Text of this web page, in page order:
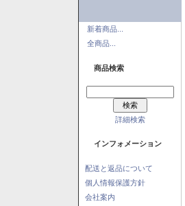
新着商品...
全商品...
商品検索
詳細検索
インフォメーション
配送と返品について
個人情報保護方針
会社案内